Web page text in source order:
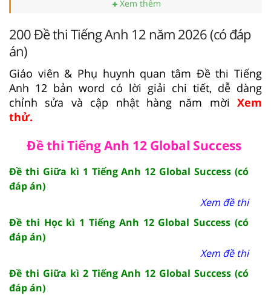
Xem thêm
200 Đề thi Tiếng Anh 12 năm 2026 (có đáp
án)
Giáo viên & Phụ huynh quan tâm Đề thi Tiếng
Anh 12 bản word có lời giải chi tiết, dễ dàng
chỉnh sửa và cập nhật hàng năm mời Xem
thử.
Đề thi Tiếng Anh 12 Global Success
Đề thi Giữa kì 1 Tiếng Anh 12 Global Success (có
đáp án)
Xem đề thi
Đề thi Học kì 1 Tiếng Anh 12 Global Success (có
đáp án)
Xem đề thi
Đề thi Giữa kì 2 Tiếng Anh 12 Global Success (có
đáp án)